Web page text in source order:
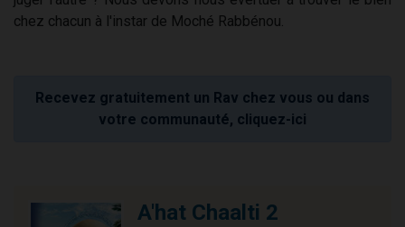
chez chacun à l'instar de Moché Rabbénou.
Recevez gratuitement un Rav chez vous ou dans
votre communauté, cliquez-ici
A'hat Chaalti 2